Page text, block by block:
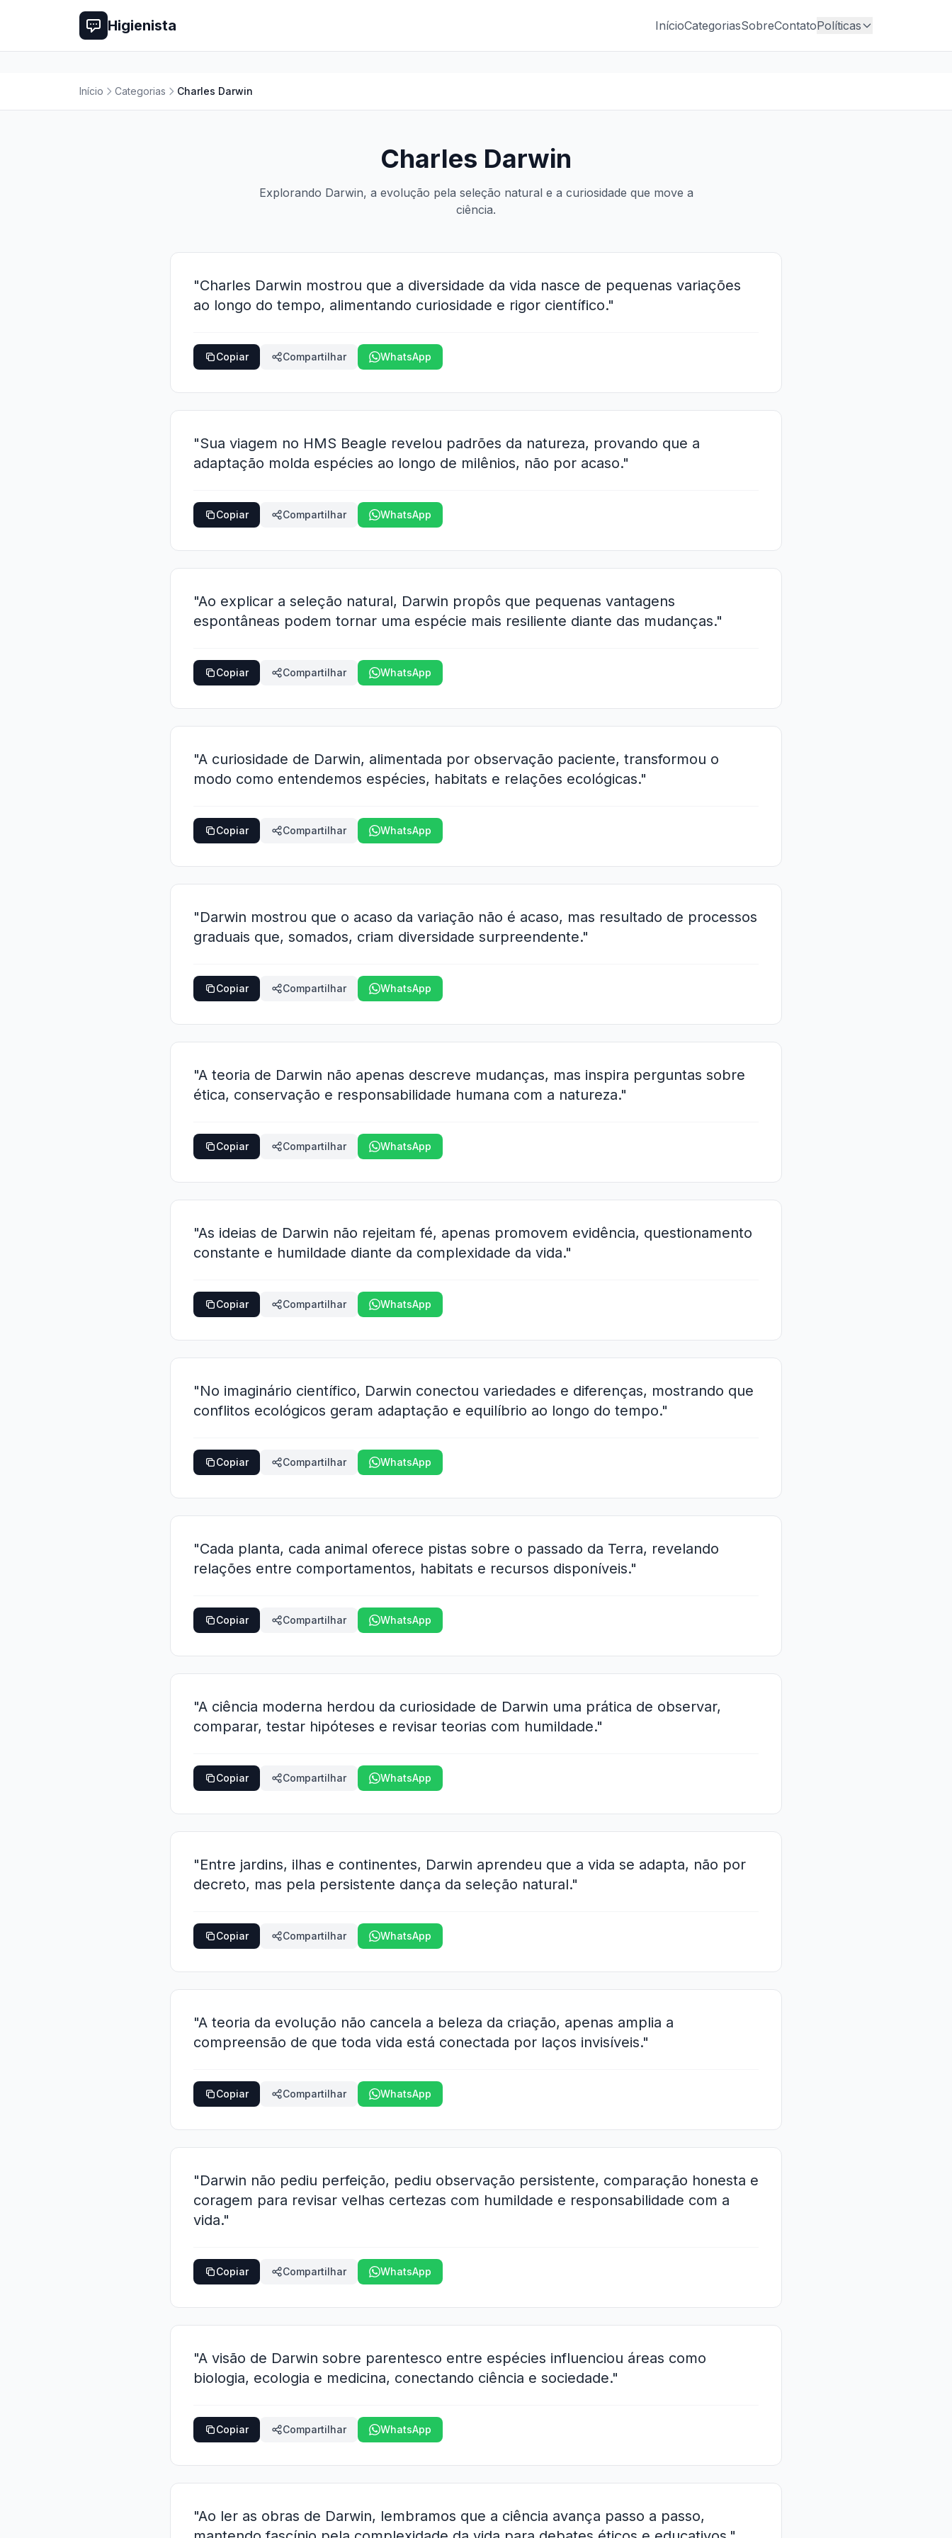
Higienista InícioCategoriasSobreContatoPolíticas
Início Categorias Charles Darwin
Charles Darwin
Explorando Darwin, a evolução pela seleção natural e a curiosidade que move a
ciência.
"Charles Darwin mostrou que a diversidade da vida nasce de pequenas variações
ao longo do tempo, alimentando curiosidade e rigor científico."
Copiar Compartilhar WhatsApp
"Sua viagem no HMS Beagle revelou padrões da natureza, provando que a
adaptação molda espécies ao longo de milênios, não por acaso."
Copiar Compartilhar WhatsApp
"Ao explicar a seleção natural, Darwin propôs que pequenas vantagens
espontâneas podem tornar uma espécie mais resiliente diante das mudanças."
Copiar Compartilhar WhatsApp
"A curiosidade de Darwin, alimentada por observação paciente, transformou o
modo como entendemos espécies, habitats e relações ecológicas."
Copiar Compartilhar WhatsApp
"Darwin mostrou que o acaso da variação não é acaso, mas resultado de processos
graduais que, somados, criam diversidade surpreendente."
Copiar Compartilhar WhatsApp
"A teoria de Darwin não apenas descreve mudanças, mas inspira perguntas sobre
ética, conservação e responsabilidade humana com a natureza."
Copiar Compartilhar WhatsApp
"As ideias de Darwin não rejeitam fé, apenas promovem evidência, questionamento
constante e humildade diante da complexidade da vida."
Copiar Compartilhar WhatsApp
"No imaginário científico, Darwin conectou variedades e diferenças, mostrando que
conflitos ecológicos geram adaptação e equilíbrio ao longo do tempo."
Copiar Compartilhar WhatsApp
"Cada planta, cada animal oferece pistas sobre o passado da Terra, revelando
relações entre comportamentos, habitats e recursos disponíveis."
Copiar Compartilhar WhatsApp
"A ciência moderna herdou da curiosidade de Darwin uma prática de observar,
comparar, testar hipóteses e revisar teorias com humildade."
Copiar Compartilhar WhatsApp
"Entre jardins, ilhas e continentes, Darwin aprendeu que a vida se adapta, não por
decreto, mas pela persistente dança da seleção natural."
Copiar Compartilhar WhatsApp
"A teoria da evolução não cancela a beleza da criação, apenas amplia a
compreensão de que toda vida está conectada por laços invisíveis."
Copiar Compartilhar WhatsApp
"Darwin não pediu perfeição, pediu observação persistente, comparação honesta e
coragem para revisar velhas certezas com humildade e responsabilidade com a
vida."
Copiar Compartilhar WhatsApp
"A visão de Darwin sobre parentesco entre espécies influenciou áreas como
biologia, ecologia e medicina, conectando ciência e sociedade."
Copiar Compartilhar WhatsApp
"Ao ler as obras de Darwin, lembramos que a ciência avança passo a passo,